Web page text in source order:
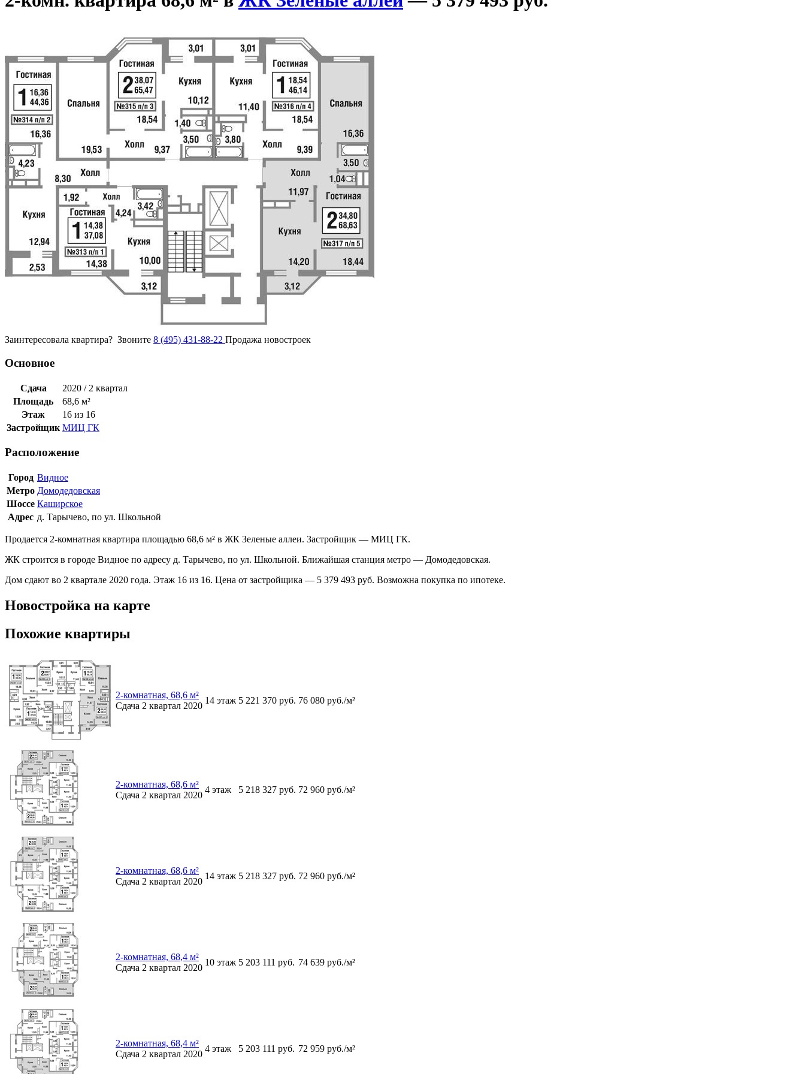
Заинтересовала квартира? Звоните 8 (495) 431-88-22 Продажа новостроек
Основное
Сдача
2020 / 2 квартал
Площадь
68,6 м²
Этаж
16 из 16
Застройщик МИЦ ГК
Расположение
Город Видное
Метро Домодедовская
Шоссе Каширское
Адрес д. Тарычево, по ул. Школьной
Продается 2-комнатная квартира площадью 68,6 м² в ЖК Зеленые аллеи. Застройщик — МИЦ ГК.
ЖК строится в городе Видное по адресу д. Тарычево, по ул. Школьной. Ближайшая станция метро — Домодедовская.
Дом сдают во 2 квартале 2020 года. Этаж 16 из 16. Цена от застройщика — 5 379 493 руб. Возможна покупка по ипотеке.
Новостройка на карте
Похожие квартиры
2-комнатная, 68,6 м²
Сдача 2 квартал 2020
14 этаж 5 221 370 руб. 76 080 руб./м²
2-комнатная, 68,6 м²
Сдача 2 квартал 2020
4 этаж 5 218 327 руб. 72 960 руб./м²
2-комнатная, 68,6 м²
Сдача 2 квартал 2020
14 этаж 5 218 327 руб. 72 960 руб./м²
2-комнатная, 68,4 м²
Сдача 2 квартал 2020
10 этаж 5 203 111 руб. 74 639 руб./м²
2-комнатная, 68,4 м²
Сдача 2 квартал 2020
4 этаж 5 203 111 руб. 72 959 руб./м²